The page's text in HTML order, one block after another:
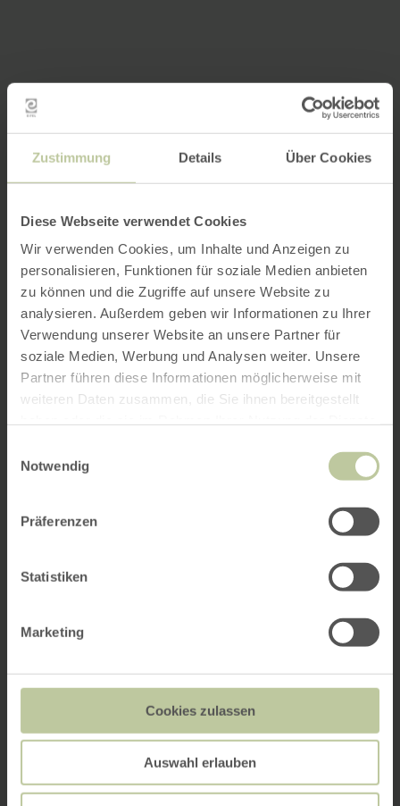
Zustimmung Details Über Cookies
Diese Webseite verwendet Cookies
Wir verwenden Cookies, um Inhalte und Anzeigen zu
personalisieren, Funktionen für soziale Medien anbieten
zu können und die Zugriffe auf unsere Website zu
analysieren. Außerdem geben wir Informationen zu Ihrer
Verwendung unserer Website an unsere Partner für
soziale Medien, Werbung und Analysen weiter. Unsere
Partner führen diese Informationen möglicherweise mit
weiteren Daten zusammen, die Sie ihnen bereitgestellt
Notwendig
Präferenzen
Statistiken
Marketing
Cookies zulassen
Auswahl erlauben